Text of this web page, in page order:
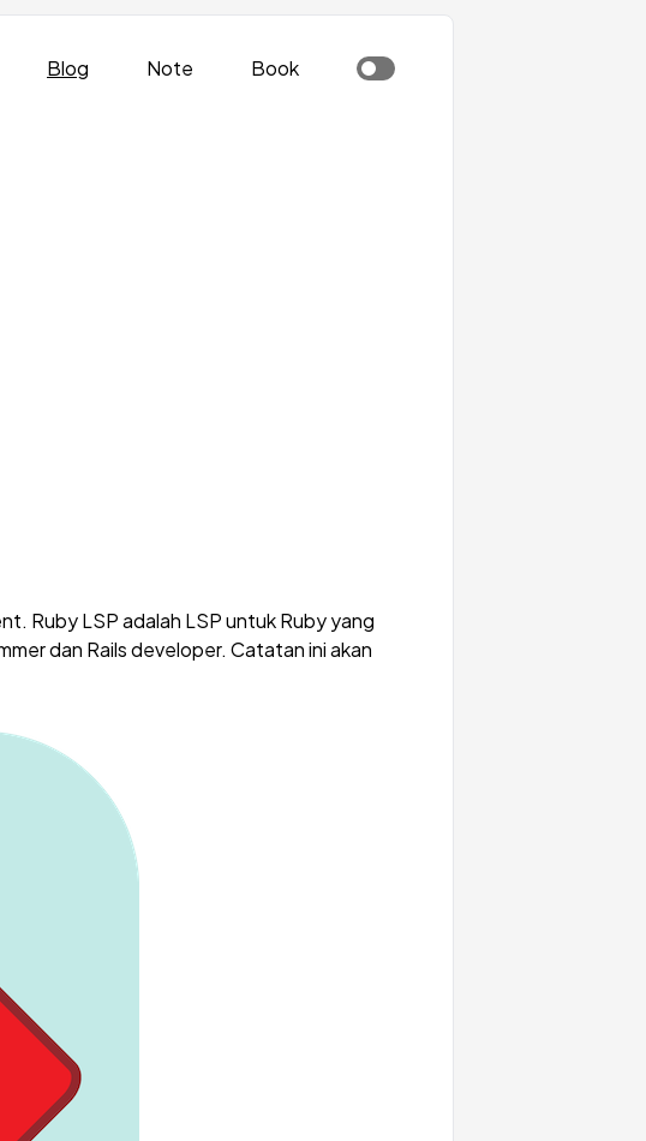
Blog Note Book
Ruby LSP adalah LSP untuk Ruby yang
dan Rails developer. Catatan ini akan